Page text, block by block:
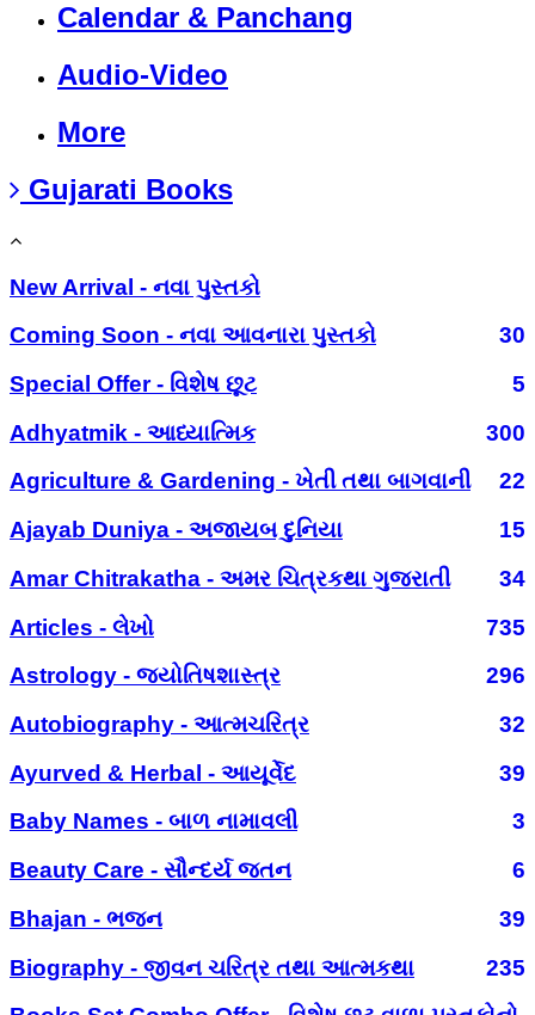
Calendar & Panchang
Audio-Video
More
Gujarati Books
New Arrival - નવા પુસ્તકો
Coming Soon - નવા આવનારા પુસ્તકો
30
Special Offer - વિશેષ છૂટ
5
Adhyatmik - આધ્યાત્મિક
300
Agriculture & Gardening - ખેતી તથા બાગવાની
22
Ajayab Duniya - અજાયબ દુનિયા
15
Amar Chitrakatha - અમર ચિત્રકથા ગુજરાતી
34
Articles - લેખો
735
Astrology - જ્યોતિષશાસ્ત્ર
296
Autobiography - આત્મચરિત્ર
32
Ayurved & Herbal - આયૂર્વેદ
39
Baby Names - બાળ નામાવલી
3
Beauty Care - સૌન્દર્ય જતન
6
Bhajan - ભજન
39
Biography - જીવન ચરિત્ર તથા આત્મકથા
235